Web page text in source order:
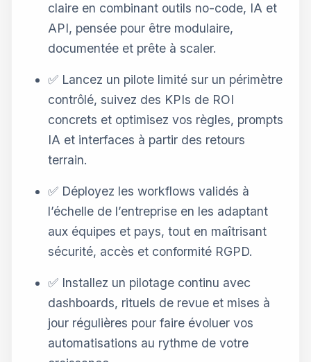
claire en combinant outils no-code, IA et
API, pensée pour être modulaire,
documentée et prête à scaler.
✅ Lancez un pilote limité sur un périmètre
contrôlé, suivez des KPIs de ROI
concrets et optimisez vos règles, prompts
IA et interfaces à partir des retours
terrain.
✅ Déployez les workflows validés à
l’échelle de l’entreprise en les adaptant
aux équipes et pays, tout en maîtrisant
sécurité, accès et conformité RGPD.
✅ Installez un pilotage continu avec
dashboards, rituels de revue et mises à
jour régulières pour faire évoluer vos
automatisations au rythme de votre